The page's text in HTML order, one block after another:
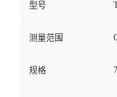
型号
测量范围
规格